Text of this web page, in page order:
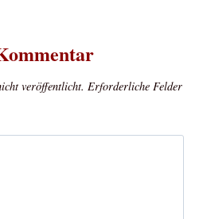
veröffentlicht. Erforderliche Felder